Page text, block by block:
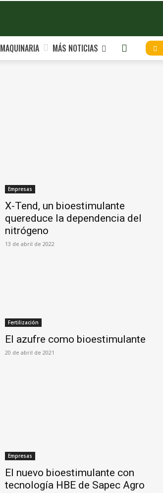
MAQUINARIA MÁS NOTICIAS
Empresas
X-Tend, un bioestimulante
quereduce la dependencia del
nitrógeno
13 de abril de 2022
Fertilización
El azufre como bioestimulante
20 de abril de 2021
Empresas
El nuevo bioestimulante con
tecnología HBE de Sapec Agro